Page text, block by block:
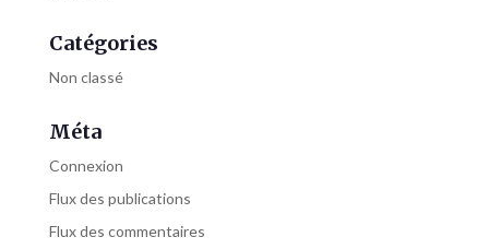
Catégories
Non classé
Méta
Connexion
Flux des publications
Flux des commentaires